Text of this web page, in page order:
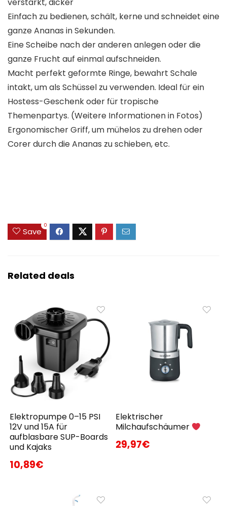
Einfach zu bedienen, schält, kerne und schneidet eine
ganze Ananas in Sekunden.
Eine Scheibe nach der anderen anlegen oder die
ganze Frucht auf einmal aufschneiden.
Macht perfekt geformte Ringe, bewahrt Schale
intakt, um als Schüssel zu verwenden. Ideal für ein
Hostess-Geschenk oder für tropische
Themenpartys. (Weitere Informationen in Fotos)
Ergonomischer Griff, um mühelos zu drehen oder
Corer durch die Ananas zu schieben, etc.
Save
0
Related deals
Elektropumpe 0–15 PSI
12V und 15A für
aufblasbare SUP-Boards
und Kajaks
10,89€
Elektrischer
Milchaufschäumer
29,97€